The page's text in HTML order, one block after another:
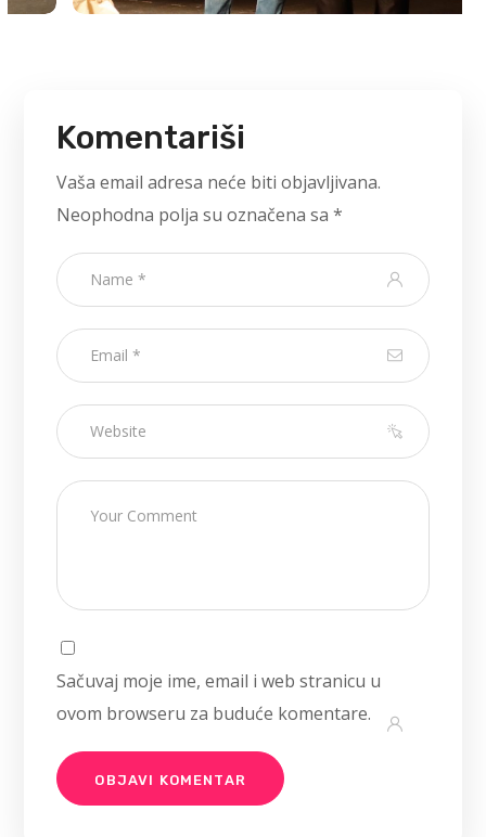
Komentariši
Vaša email adresa neće biti objavljivana.
Neophodna polja su označena sa*
Sačuvaj moje ime, email i web stranicu u
ovom browseru za buduće komentare.